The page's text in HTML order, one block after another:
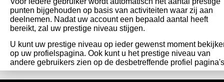
punten bijgehouden op basis van activiteiten waar zij aan
deelnemen. Nadat uw account een bepaald aantal heeft
bereikt, zal uw prestige niveau stijgen.
U kunt uw prestige niveau op ieder gewenst moment
op uw profielspagina. Ook kunt u het prestige niveau van
andere gebruikers zien op de desbetreffende profiel